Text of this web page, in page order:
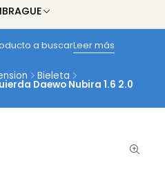
a buscarLeer más
Bieleta
Daewo Nubira 1.6 2.0